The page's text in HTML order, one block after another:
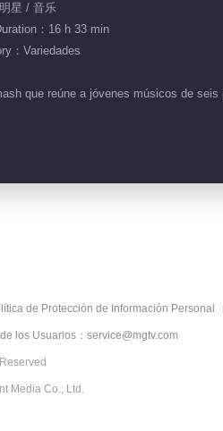
星 / 音乐
：16 h 33 min
：Variedades
que reúne a jóvenes músicos de
de Protección de Información Personal
los Usuarios：service@mgtv.com
Media Co., Ltd.